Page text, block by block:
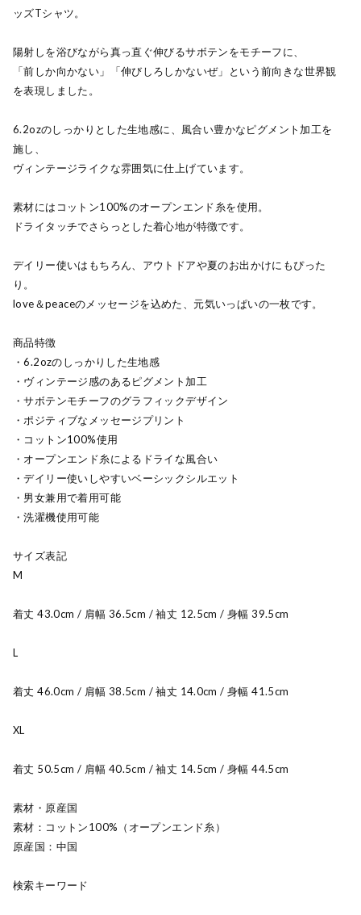
ッズTシャツ。
陽射しを浴びながら真っ直ぐ伸びるサボテンをモチーフに、
「前しか向かない」「伸びしろしかないぜ」という前向きな世界観
を表現しました。
6.2ozのしっかりとした生地感に、風合い豊かなピグメント加工を
施し、
ヴィンテージライクな雰囲気に仕上げています。
素材にはコットン100%のオープンエンド糸を使用。
ドライタッチでさらっとした着心地が特徴です。
デイリー使いはもちろん、アウトドアや夏のお出かけにもぴった
り。
love＆peaceのメッセージを込めた、元気いっぱいの一枚です。
商品特徴
・6.2ozのしっかりした生地感
・ヴィンテージ感のあるピグメント加工
・サボテンモチーフのグラフィックデザイン
・ポジティブなメッセージプリント
・コットン100%使用
・オープンエンド糸によるドライな風合い
・デイリー使いしやすいベーシックシルエット
・男女兼用で着用可能
・洗濯機使用可能
サイズ表記
M
着丈 43.0cm / 肩幅 36.5cm / 袖丈 12.5cm / 身幅 39.5cm
L
着丈 46.0cm / 肩幅 38.5cm / 袖丈 14.0cm / 身幅 41.5cm
XL
着丈 50.5cm / 肩幅 40.5cm / 袖丈 14.5cm / 身幅 44.5cm
素材・原産国
素材：コットン100%（オープンエンド糸）
原産国：中国
検索キーワード